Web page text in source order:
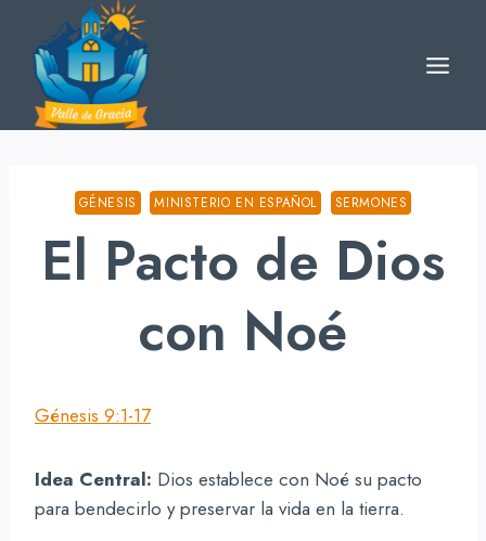
content
GÉNESIS MINISTERIO EN ESPAÑOL SERMONES
El Pacto de Dios
con Noé
Génesis 9:1-17
Idea Central: Dios establece con Noé su pacto
para bendecirlo y preservar la vida en la tierra.